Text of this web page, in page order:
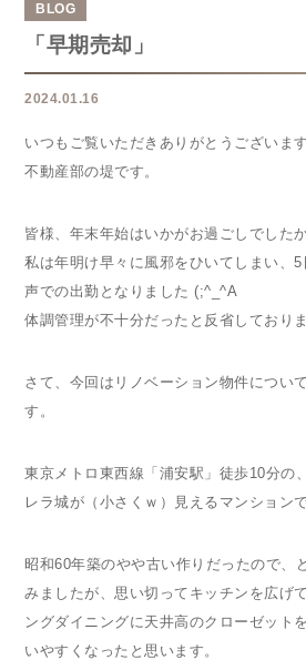
BLOG
「早期売却」
2024.01.16
いつもご覧いただきありがとうございます
不動産部の堤です。
皆様、年末年始はいかがお過ごしでしたか
私は年明け早々に風邪をひいてしまい、
声での出勤となりました (;^_^A
体調管理が不十分だったと反省しておりま
さて、今回はリノベーション物件につい
す。
東京メトロ東西線「浦安駅」徒歩10分の
レラ城が（小さくｗ）見えるマンションで
昭和60年築のやや古い作りだったので、
みましたが、思い切ってキッチンを広げ
ングダイニングに天井高のクローゼット
いやすくなったと思います。